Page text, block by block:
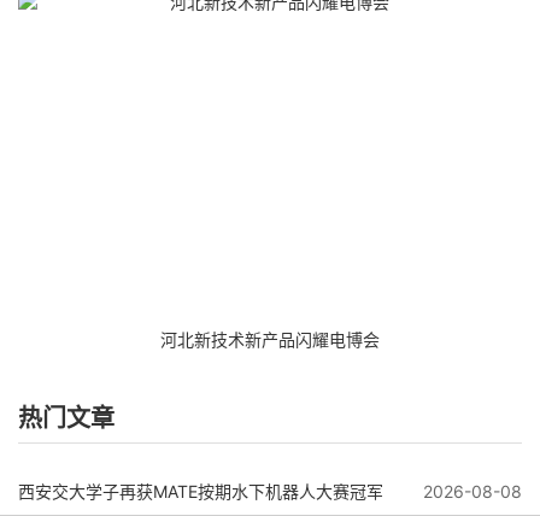
河北新技术新产品闪耀电博会
热门文章
西安交大学子再获MATE按期水下机器人大赛冠军 2026-08-08